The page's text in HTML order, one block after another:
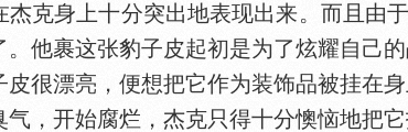
杰克身上十分突出地表现出来。而且由
。他裹这张豹子皮起初是为了炫耀自
皮很漂亮，便想把它作为装饰品被挂在
，开始腐烂，杰克只得十分懊恼地把